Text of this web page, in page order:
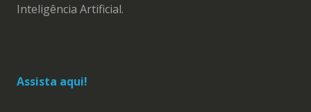
Inteligência Artificial.
Assista aqui!